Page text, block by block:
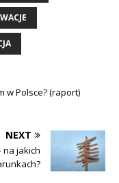
w Polsce? (raport)
NEXT
na jakich